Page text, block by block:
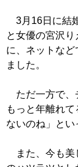
3月16日に結
と女優の宮沢
に、ネットな
ました。
ただ一方で、
もっと年離れ
ないのね」とい
また、今も美